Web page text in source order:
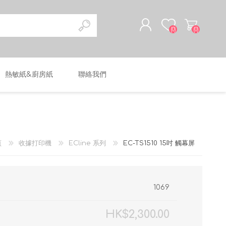
(0) (0)
熱敏紙&廚房紙 聯絡我們
收據打印機 ECline 系列 EC-TS1510 15吋 觸幕屏
1069
HK$2,300.00